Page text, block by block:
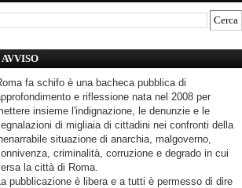
AVVISO
fa schifo è una bacheca pubblica di
e riflessione nata nel 2008 per
insieme l'indignazione, le denunzie e le
di migliaia di cittadini nei confronti della
situazione di anarchia, malgoverno,
criminalità, corruzione e degrado in cui
la città di Roma.
pubblicazione è libera e a tutti è permesso di dire